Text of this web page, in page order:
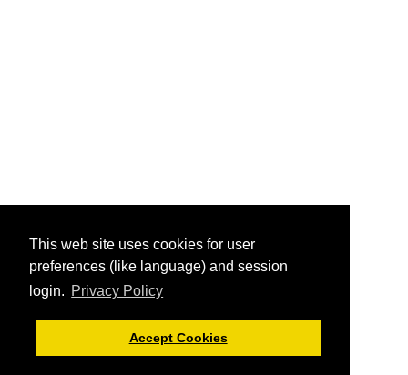
This web site uses cookies for user
preferences (like language) and session
login. Privacy Policy
Accept Cookies